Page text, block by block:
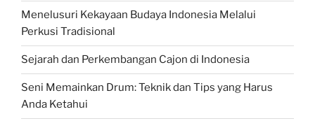
Menelusuri Kekayaan Budaya Indonesia Melalui
Perkusi Tradisional
Sejarah dan Perkembangan Cajon di Indonesia
Seni Memainkan Drum: Teknik dan Tips yang Harus
Anda Ketahui